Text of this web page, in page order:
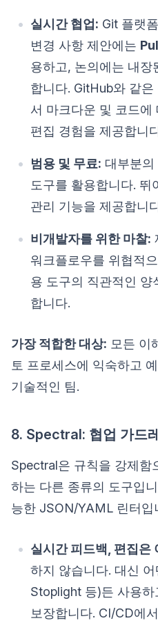
실시간 협업: Git 플랫
변경 사항 제안에는
용하고, 논의에는 내장
합니다. GitHub와 같
서 마크다운 및 코드에
편집 경험을 제공합니
범용 및 무료: 대부분
도구를 활용합니다. 뛰
관리 기능을 제공합니
비개발자를 위한 마찰:
워크플로우를 위협적
용 도구의 직관적인 양
합니다.
가장 적합한 대상: 모든 이
토 프로세스에 익숙하고
기술적인 팀.
8. Spectral: 협업 가드
Spectral은 규칙을 강제함
하는 다른 종류의 도구입
능한 JSON/YAML 린터입
실시간 피드백, 편집은
하지 않습니다. 대신
Stoplight 등)든 사용
보장합니다. CI/CD에